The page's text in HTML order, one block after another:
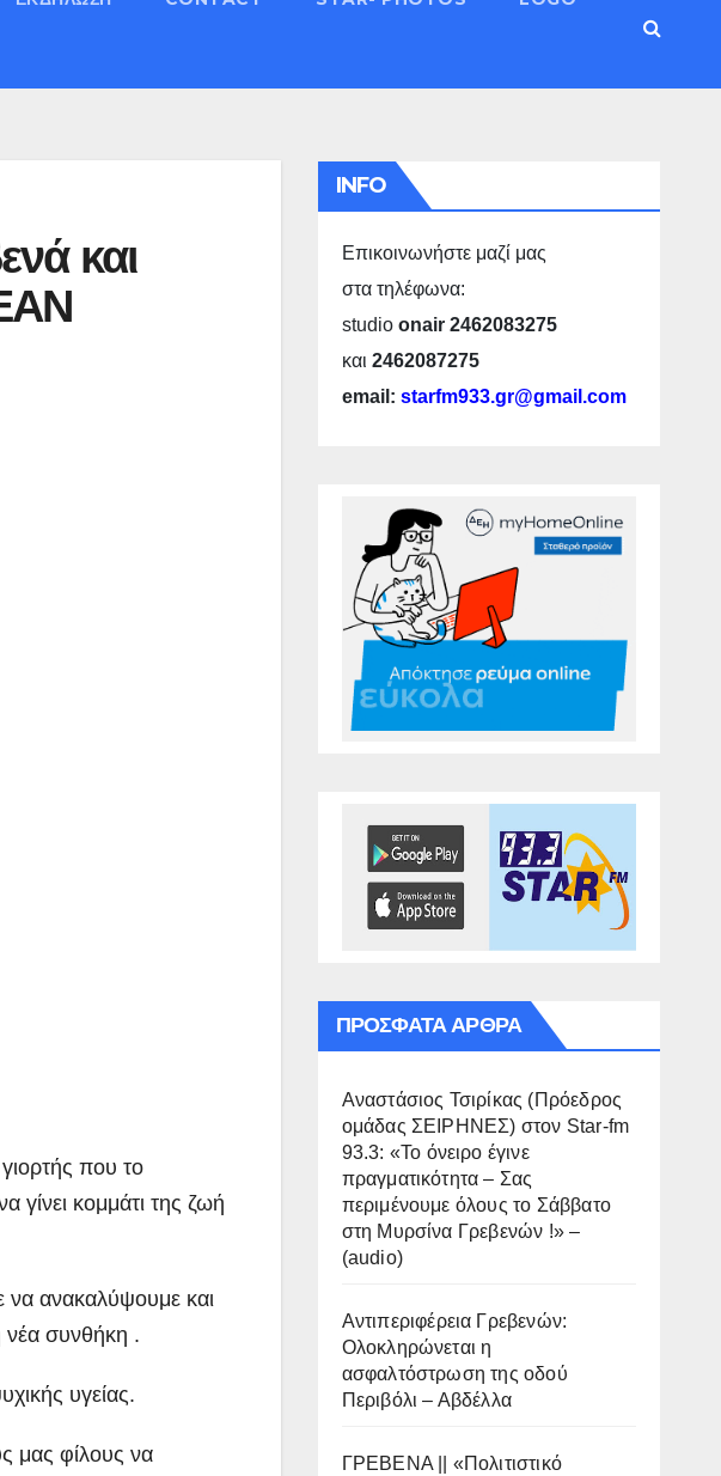
και
που το
κομμάτι της ζωή
να ανακαλύψουμε και
νέα συνθήκη .
υγείας.
μας φίλους να
INFO
Επικοινωνήστε μαζί μας
στα τηλέφωνα:
studio onair 2462083275
και 2462087275
email: starfm933.gr@gmail.com
ΠΡΌΣΦΑΤΑ ΆΡΘΡΑ
Αναστάσιος Τσιρίκας (Πρόεδρος
ομάδας ΣΕΙΡΗΝΕΣ) στον Star-fm
93.3: «Το όνειρο έγινε
πραγματικότητα – Σας
περιμένουμε όλους το Σάββατο
στη Μυρσίνα Γρεβενών !» –
(audio)
Αντιπεριφέρεια Γρεβενών:
Ολοκληρώνεται η
ασφαλτόστρωση της οδού
Περιβόλι – Αβδέλλα
ΓΡΕΒΕΝΑ || «Πολιτιστικό